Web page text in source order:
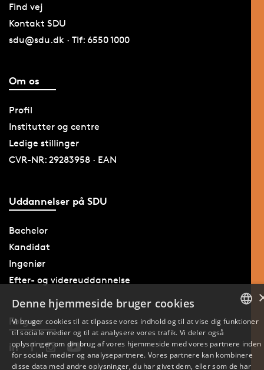
Find vej
Kontakt SDU
sdu@sdu.dk · Tlf: 6550 1000
Om os
Profil
Institutter og centre
Ledige stillinger
CVR-NR: 29283958 · EAN
Uddannelser på SDU
Bachelor
Kandidat
Ingeniør
Efter- og videreuddannelse
Følg os
ENGLISH
Denne hjemmeside bruger cookies
Vi bruger cookies til at tilpasse vores indhold og til at vise dig funktioner
til sociale medier og til at analysere vores trafik. Vi deler også
oplysninger om din brug af vores hjemmeside med vores partnere inden
for sociale medier og analysepartnere. Vores partnere kan kombinere
disse data med andre oplysninger, du har givet dem, eller som de har